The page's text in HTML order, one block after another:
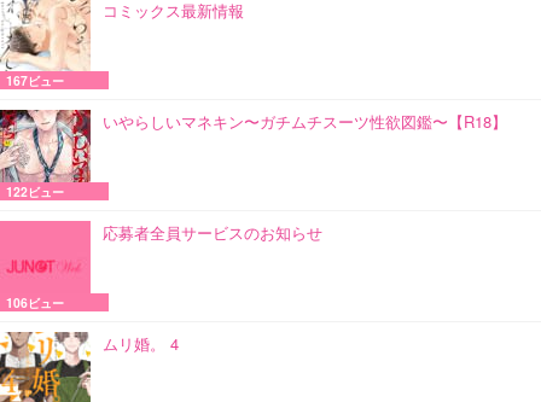
コミックス最新情報
167ビュー
いやらしいマネキン〜ガチムチスーツ性欲図鑑〜【R18】
122ビュー
応募者全員サービスのお知らせ
106ビュー
ムリ婚。 4